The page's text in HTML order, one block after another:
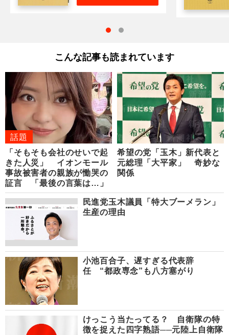
こんな記事も読まれています
話題
「そもそも会社のせいで起
きた人災」 イオンモール
事故被害者の親族が慟哭の
証言 「最後の言葉は…」
希望の党「玉木」新代表と
元総理「大平家」 奇妙な
関係
民進党玉木議員「特大ブーメラン」
生産の理由
小池百合子、遅すぎる代表辞
任 “都政専念”も八方塞がり
けっこう当たってる？ 自衛隊の特
徴を捉えた四字熟語──元陸上自衛隊